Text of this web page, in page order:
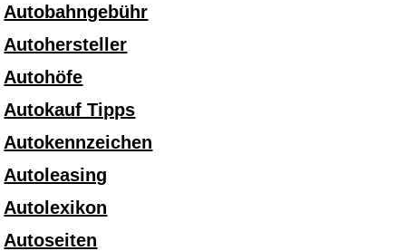
Autobahngebühr
Autohersteller
Autohöfe
Autokauf Tipps
Autokennzeichen
Autoleasing
Autolexikon
Autoseiten